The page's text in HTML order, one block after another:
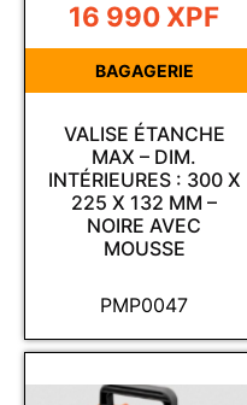
PMP0047
VALISE ÉTANCHE
MAX – DIM.
INTÉRIEURES : 300 X
225 X 132 MM –
NOIRE AVEC
MOUSSE
16 990 XPF
BAGAGERIE